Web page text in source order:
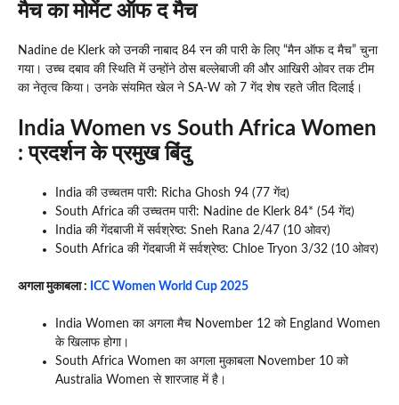
मैच का मोमेंट ऑफ द मैच
Nadine de Klerk को उनकी नाबाद 84 रन की पारी के लिए “मैन ऑफ द मैच” चुना
गया। उच्च दबाव की स्थिति में उन्होंने ठोस बल्लेबाजी की और आखिरी ओवर तक टीम
का नेतृत्व किया। उनके संयमित खेल ने SA-W को 7 गेंद शेष रहते जीत दिलाई।
India Women vs South Africa Women
: प्रदर्शन के प्रमुख बिंदु
India की उच्चतम पारी: Richa Ghosh 94 (77 गेंद)
South Africa की उच्चतम पारी: Nadine de Klerk 84* (54 गेंद)
India की गेंदबाजी में सर्वश्रेष्‍ठ: Sneh Rana 2/47 (10 ओवर)
South Africa की गेंदबाजी में सर्वश्रेष्‍ठ: Chloe Tryon 3/32 (10 ओवर)
अगला मुकाबला : ICC Women World Cup 2025
India Women का अगला मैच November 12 को England Women
के खिलाफ होगा।
South Africa Women का अगला मुकाबला November 10 को
Australia Women से शारजाह में है।